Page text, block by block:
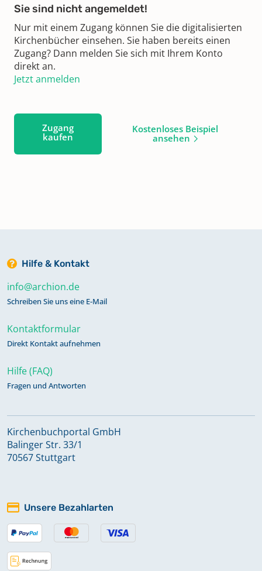
Sie sind nicht angemeldet!
Nur mit einem Zugang können Sie die digitalisierten
Kirchenbücher einsehen. Sie haben bereits einen
Zugang? Dann melden Sie sich mit Ihrem Konto
direkt an.
Jetzt anmelden
Zugang
kaufen
Kostenloses Beispiel
ansehen
Hilfe & Kontakt
info@archion.de
Schreiben Sie uns eine E-Mail
Kontaktformular
Direkt Kontakt aufnehmen
Hilfe (FAQ)
Fragen und Antworten
Kirchenbuchportal GmbH
Balinger Str. 33/1
70567 Stuttgart
Unsere Bezahlarten